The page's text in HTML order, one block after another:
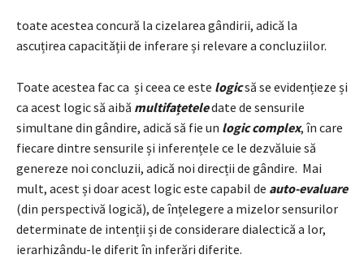
toate acestea concură la cizelarea gândirii, adică la
ascuțirea capacității de inferare și relevare a concluziilor.
Toate acestea fac ca și ceea ce este logicsă se evidențieze și
ca acest logic să aibă multifațeteledate de sensurile
simultane din gândire, adică să fie un logic complex, în care
fiecare dintre sensurile și inferențele ce le dezvăluie să
genereze noi concluzii, adică noi direcții de gândire. Mai
mult, acest și doar acest logic este capabil de auto-evaluare
(din perspectivă logică), de înțelegere a mizelor sensurilor
determinate de intenții și de considerare dialectică a lor,
ierarhizându-le diferit în inferări diferite.